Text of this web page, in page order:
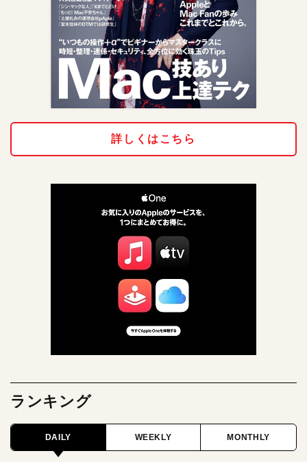
詳しくはこちら
ランキング
DAILY WEEKLY MONTHLY